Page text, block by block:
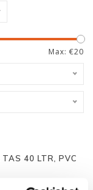
Max: €20
40 LTR, PVC